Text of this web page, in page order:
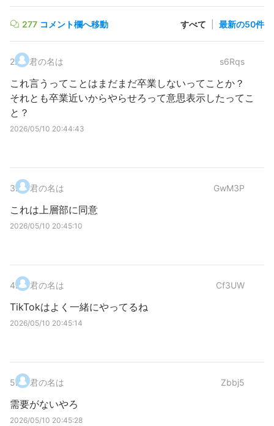
277 コメント欄へ移動 すべて 最新の50件
2. 君の名は s6Rqs
これ言うってことはまだまだ卒業しないってことか？
それとも卒業近いからやらせろって意思表示したってこ
と？
2026/05/10 20:44:43
3. 君の名は GwM3P
これは上層部に同意
2026/05/10 20:45:10
4. 君の名は Cf3UW
TikTokはよく一緒にやってるね
2026/05/10 20:45:14
5. 君の名は Zbbj5
需要がないやろ
2026/05/10 20:45:28